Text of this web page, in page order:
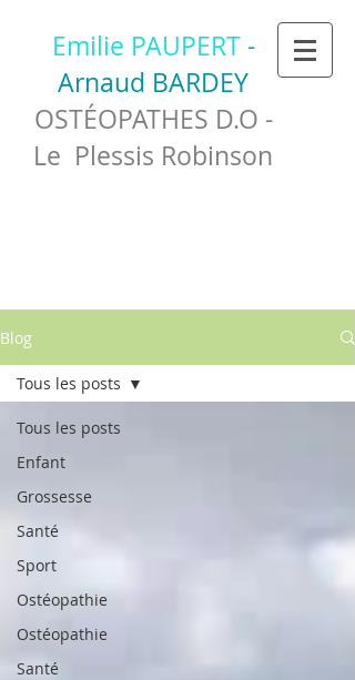
Emilie PAUPERT-
Arnaud BARDEY
OSTÉOPATHES D.O -
Le Plessis Robinson
Blog
Tous les posts
Enfant
Grossesse
Santé
Sport
Ostéopathie
Ostéopathie
Santé
Tous les posts